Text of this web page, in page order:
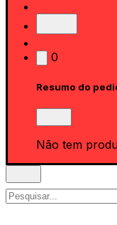
0
Resumo do
Não tem
Search
for